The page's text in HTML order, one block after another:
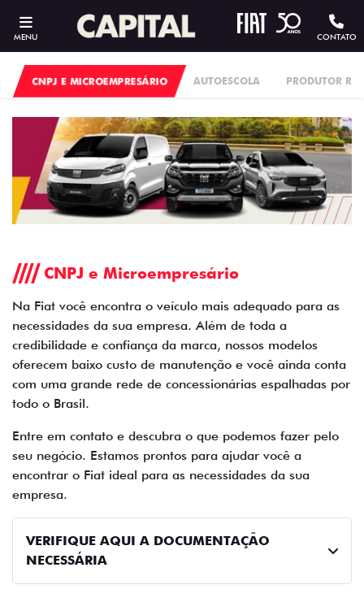
MENU CONTATO
CNPJ E MICROEMPRESÁRIO AUTOESCOLA PRODUTOR
CNPJ e Microempresário
Na Fiat você encontra o veículo mais adequado para as
necessidades da sua empresa. Além de toda a
credibilidade e confiança da marca, nossos modelos
oferecem baixo custo de manutenção e você ainda conta
com uma grande rede de concessionárias espalhadas por
todo o Brasil.
Entre em contato e descubra o que podemos fazer pelo
seu negócio. Estamos prontos para ajudar você a
encontrar o Fiat ideal para as necessidades da sua
empresa.
VERIFIQUE AQUI A DOCUMENTAÇÃO
NECESSÁRIA